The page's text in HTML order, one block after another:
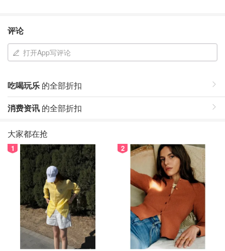
评论
打开App写评论
吃喝玩乐 的全部折扣
消费资讯 的全部折扣
大家都在抢
1 2